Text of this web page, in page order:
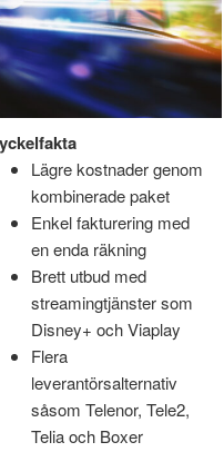
Abonnemang
TV –
LindgrenAv
Lägre kostnader genom
kombinerade paket
Enkel fakturering med
en enda räkning
Brett utbud med
streamingtjänster som
Disney+ och Viaplay
Flera
leverantörsalternativ
såsom Telenor, Tele2,
Telia och Boxer